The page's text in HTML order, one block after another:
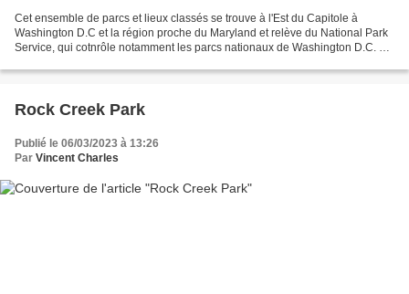
Cet ensemble de parcs et lieux classés se trouve à l'Est du Capitole à
Washington D.C et la région proche du Maryland et relève du National Park
Service, qui cotnrôle notamment les parcs nationaux de Washington D.C. 1
Rock Creek Park
Publié le 06/03/2023 à 13:26
Par Vincent Charles